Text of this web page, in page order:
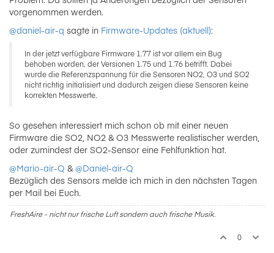
vorgenommen werden.
@daniel-air-q sagte in Firmware-Updates (aktuell):
In der jetzt verfügbare Firmware 1.77 ist vor allem ein Bug
behoben worden, der Versionen 1.75 und 1.76 betrifft. Dabei
wurde die Referenzspannung für die Sensoren NO2, O3 und SO2
nicht richtig initialisiert und dadurch zeigen diese Sensoren keine
korrekten Messwerte.
So gesehen interessiert mich schon ob mit einer neuen
Firmware die SO2, NO2 & O3 Messwerte realistischer werden,
oder zumindest der SO2-Sensor eine Fehlfunktion hat.
@Mario-air-Q & @Daniel-air-Q
Bezüglich des Sensors melde ich mich in den nächsten Tagen
per Mail bei Euch.
FreshAire - nicht nur frische Luft sondern auch frische Musik.
0